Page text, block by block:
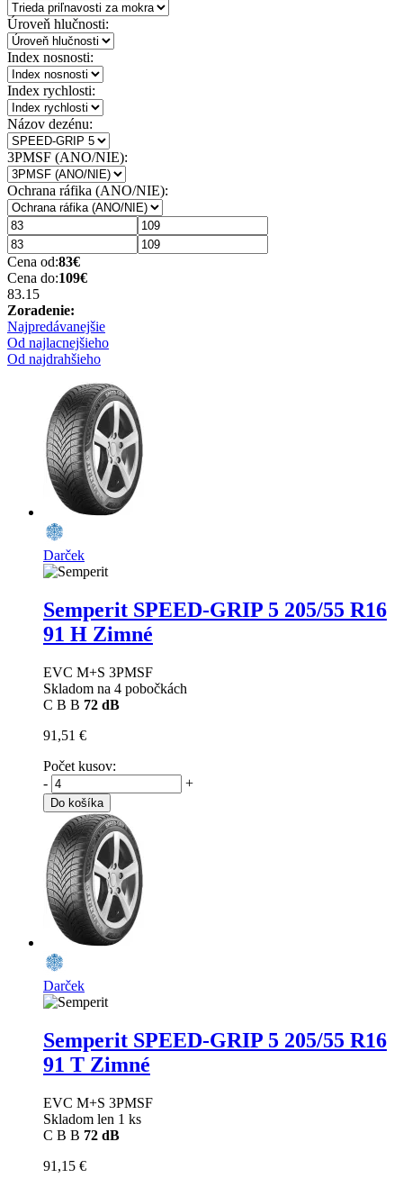
Úroveň hlučnosti:
Index nosnosti:
Index rychlosti:
Názov dezénu:
3PMSF (ANO/NIE):
Ochrana ráfika (ANO/NIE):
Cena od:83€
Cena do:109€
83.1 5
Zoradenie:
Najpredávanejšie
Od najlacnejšieho
Od najdrahšieho
Darček
Semperit SPEED-GRIP 5 205/55 R16
91 H Zimné
EVC M+S 3PMSF
Skladom na 4 pobočkách
C B B 72 dB
91,51 €
Počet kusov:
-
+
Do košíka
Darček
Semperit SPEED-GRIP 5 205/55 R16
91 T Zimné
EVC M+S 3PMSF
Skladom len 1 ks
C B B 72 dB
91,15 €